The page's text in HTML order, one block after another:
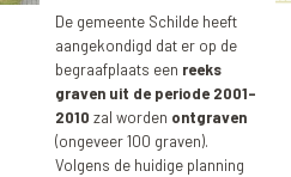
De gemeente Schilde heeft
aangekondigd dat er op de
begraafplaats een reeks
graven uit de periode 2001–
2010 zal worden ontgraven
(ongeveer 100 graven).
Volgens de huidige planning